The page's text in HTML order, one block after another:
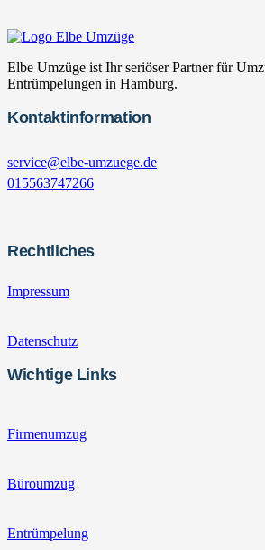
Elbe Umzüge ist Ihr seriöser Partner für
Entrümpelungen in Hamburg.
Kontaktinformation
service@elbe-umzuege.de
015563747266
Rechtliches
Impressum
Datenschutz
Wichtige Links
Firmenumzug
Büroumzug
Entrümpelung